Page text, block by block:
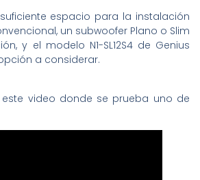
espacio para la instalación
un subwoofer Plano o Slim
y el modelo N1-SL12S4 de Genius
a considerar.
video donde se prueba uno de